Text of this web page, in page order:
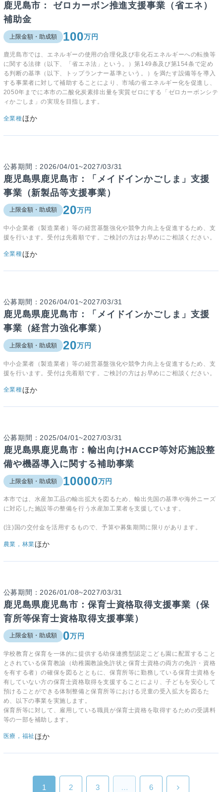
鹿児島市： ゼロカーボン推進支援事業（省エネ）
補助金
上限金額・助成額 100万円
鹿児島市では、エネルギーの使用の合理化及び非化石エネルギーへの転換等
に関する法律（以下、「省エネ法」という。）第149条及び第154条で定め
る判断の基準（以下、トップランナー基準という。）を満たす設備等を導入
する事業者に対して補助することにより、市域の省エネルギー化を促進し、
2050年までに本市の二酸化炭素排出量を実質ゼロにする「ゼロカーボンシテ
ィかごしま」の実現を目指します。
全業種ほか
公募期間：2026/04/01~2027/03/31
鹿児島県鹿児島市：「メイドインかごしま」支援
事業（新製品等支援事業）
上限金額・助成額 20万円
中小企業者（製造業者）等の経営基盤強化や競争力向上を促進するため、支
援を行います。受付は先着順です。ご検討の方はお早めにご相談ください。
全業種ほか
公募期間：2026/04/01~2027/03/31
鹿児島県鹿児島市：「メイドインかごしま」支援
事業（経営力強化事業）
上限金額・助成額 20万円
中小企業者（製造業者）等の経営基盤強化や競争力向上を促進するため、支
援を行います。受付は先着順です。ご検討の方はお早めにご相談ください。
全業種ほか
公募期間：2025/04/01~2027/03/31
鹿児島県鹿児島市：輸出向けHACCP等対応施設整
備や機器導入に関する補助事業
上限金額・助成額 10000万円
本市では、水産加工品の輸出拡大を図るため、輸出先国の基準や海外ニーズ
に対応した施設等の整備を行う水産加工業者を支援しています。
(注)国の交付金を活用するもので、予算や募集期間に限りがあります。
農業，林業ほか
公募期間：2026/01/08~2027/03/31
鹿児島県鹿児島市：保育士資格取得支援事業（保
育所等保育士資格取得支援事業）
上限金額・助成額 0万円
学校教育と保育を一体的に提供する幼保連携型認定こども園に配置すること
とされている保育教諭（幼稚園教諭免許状と保育士資格の両方の免許・資格
を有する者）の確保を図るとともに、保育所等に勤務している保育士資格を
有していない方の保育士資格取得を支援することにより、子どもを安心して
預けることができる体制整備と保育所等における児童の受入拡大を図るた
め、以下の事業を実施します。
保育所等に対して、雇用している職員が保育士資格を取得するための受講料
等の一部を補助します。
医療，福祉ほか
1 2 3 … 6